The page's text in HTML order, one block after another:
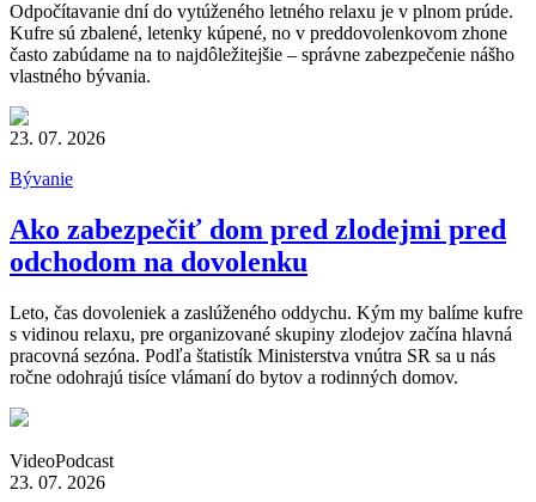
Odpočítavanie dní do vytúženého letného relaxu je v plnom prúde.
Kufre sú zbalené, letenky kúpené, no v preddovolenkovom zhone
často zabúdame na to najdôležitejšie – správne zabezpečenie nášho
vlastného bývania.
23. 07. 2026
Bývanie
Ako zabezpečiť dom pred zlodejmi pred
odchodom na dovolenku
Leto, čas dovoleniek a zaslúženého oddychu. Kým my balíme kufre
s vidinou relaxu, pre organizované skupiny zlodejov začína hlavná
pracovná sezóna. Podľa štatistík Ministerstva vnútra SR sa u nás
ročne odohrajú tisíce vlámaní do bytov a rodinných domov.
VideoPodcast
23. 07. 2026